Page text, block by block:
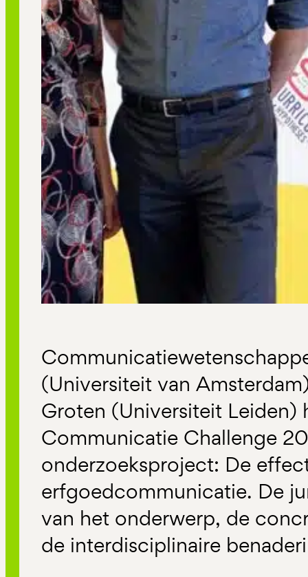
(Universiteit van
Groten (Universiteit Leiden)
Communicatie Challenge
onderzoeksproject: De
erfgoedcommunicatie. De
van het onderwerp, de
de interdisciplinaire